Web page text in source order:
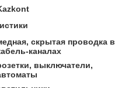
скрытая проводка в
каналах
выключатели,